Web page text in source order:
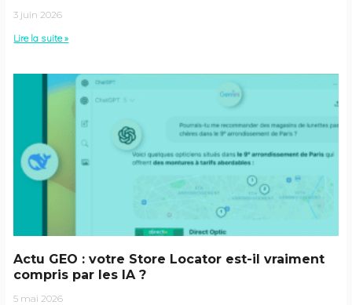
3 juin 2026
Lire la suite »
Actu GEO : votre Store Locator est-il vraiment
compris par les IA ?
5 mai 2026